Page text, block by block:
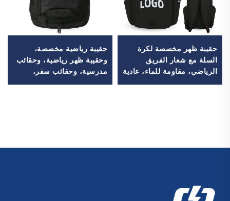
حقيبة ظهر مخصصة لكرة
السلة مع شعار الفريق
الرياضي، مقاومة للماء، عادية
الاستخدام، مدرسية، حرارية،
حقيبة رياضية مخصصة،
وحقيبة ظهر رياضية، وحقائب
مدرسية، وحقائب سفر،
وحقائب ظهر للتنزه في